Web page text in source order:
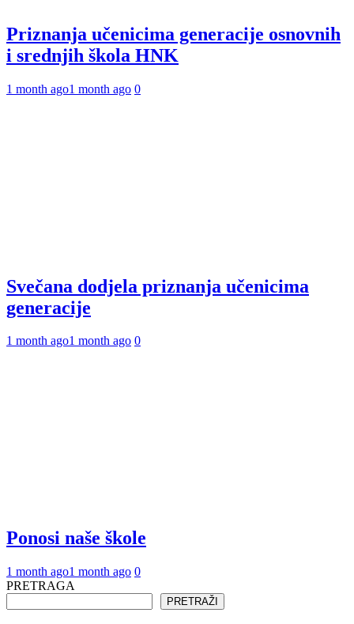
Priznanja učenicima generacije osnovnih
i srednjih škola HNK
1 month ago1 month ago 0
Svečana dodjela priznanja učenicima
generacije
1 month ago1 month ago 0
Ponosi naše škole
1 month ago1 month ago 0
PRETRAGA
PRETRAŽI